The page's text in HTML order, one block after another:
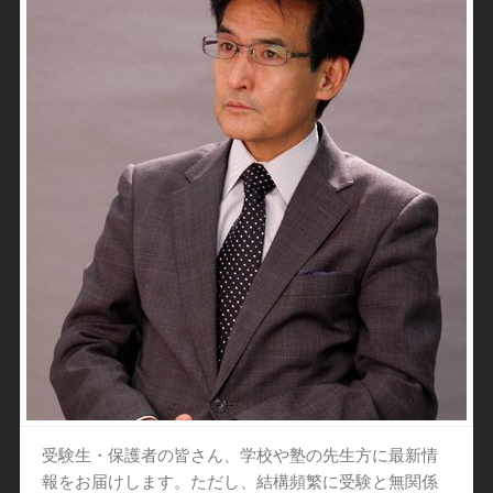
受験生・保護者の皆さん、学校や塾の先生方に最新情
報をお届けします。ただし、結構頻繁に受験と無関係